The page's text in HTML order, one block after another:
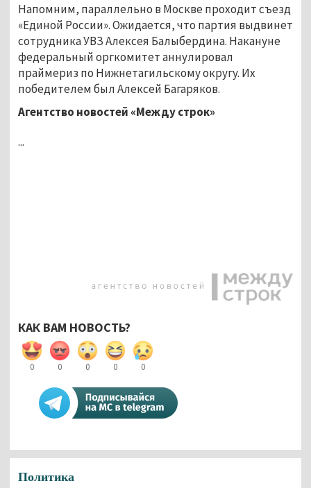
Напомним, параллельно в Москве проходит съезд
«Единой России». Ожидается, что партия выдвинет
сотрудника УВЗ Алексея Балыбердина. Накануне
федеральный оргкомитет аннулировал
праймериз по Нижнетагильскому округу. Их
победителем был Алексей Багаряков.
Агентство новостей «Между строк»
...
КАК ВАМ НОВОСТЬ?
0 0 0 0 0
Политика